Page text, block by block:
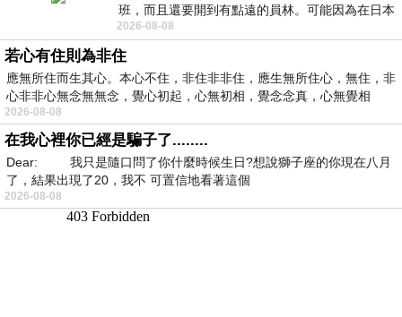
班，而且還要開到有點遠的員林。可能因為在日本
花不少錢，星期一出門上班時，心裡沒有一
2026-08-08
若心有住則為非住
應無所住而生其心。本心不住，非住非非住，應生無所住心，無住，非
心非非心無念無無念，覺心初起，心無初相，覺念念真，心無覺相
2026-08-08
在我心裡你已經是騙子了........
Dear: 我只是隨口問了你什麼時候生日?想說獅子座的你現在八月
了，結果出現了20，我不 可置信地看著這個
2026-08-08